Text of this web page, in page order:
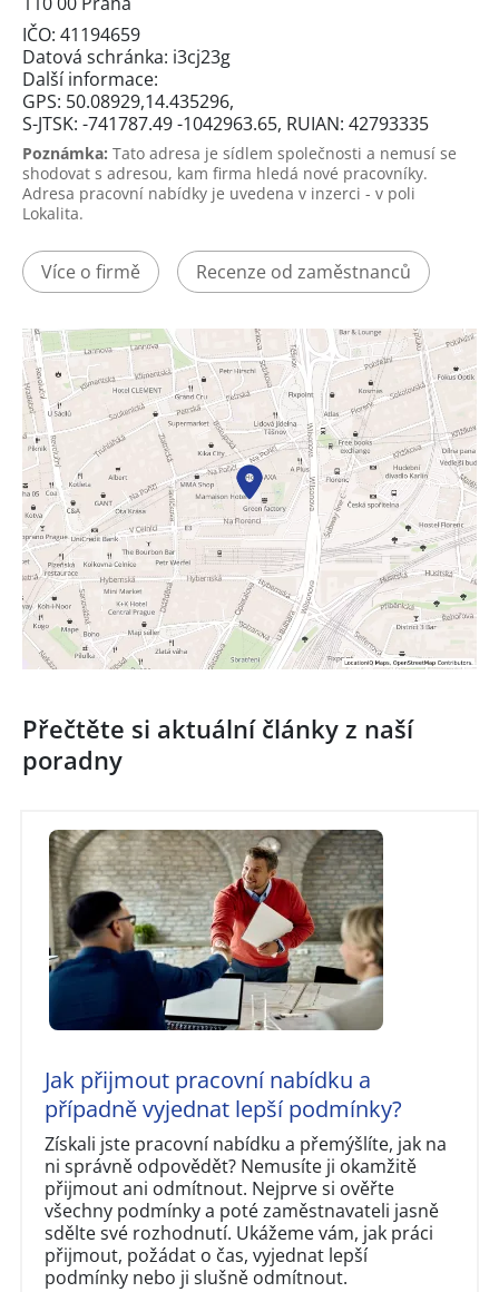
IČO: 41194659
Datová schránka: i3cj23g
Další informace:
GPS: 50.08929,14.435296,
S-JTSK: -741787.49 -1042963.65, RUIAN: 42793335
Poznámka: Tato adresa je sídlem společnosti a nemusí se
shodovat s adresou, kam firma hledá nové pracovníky.
Adresa pracovní nabídky je uvedena v inzerci - v poli
Lokalita.
Více o firmě Recenze od zaměstnanců
Přečtěte si aktuální články z naší
poradny
Jak přijmout pracovní nabídku a
případně vyjednat lepší podmínky?
Získali jste pracovní nabídku a přemýšlíte, jak na
ni správně odpovědět? Nemusíte ji okamžitě
přijmout ani odmítnout. Nejprve si ověřte
všechny podmínky a poté zaměstnavateli jasně
sdělte své rozhodnutí. Ukážeme vám, jak práci
přijmout, požádat o čas, vyjednat lepší
podmínky nebo ji slušně odmítnout.